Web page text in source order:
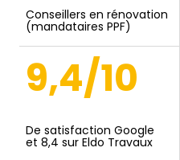
Conseillers en rénovation
(mandataires PPF)
9,4/10
De satisfaction Google
et 8,4 sur Eldo Travaux